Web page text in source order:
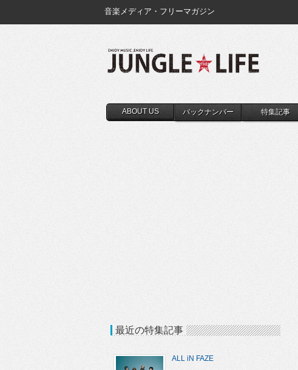
音楽メディア・フリーマガジン
ABOUT US バックナンバー 特集記事
最近の特集記事
ALL iN FAZE